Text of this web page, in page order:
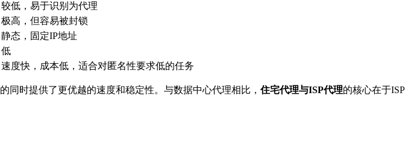
较低，易于识别为代理
极高，但容易被封锁
静态，固定IP地址
低
速度快，成本低，适合对匿名性要求低的任务
同时提供了更优越的速度和稳定性。与数据中心代理相比， 住宅代理与ISP代理的核心在于ISP